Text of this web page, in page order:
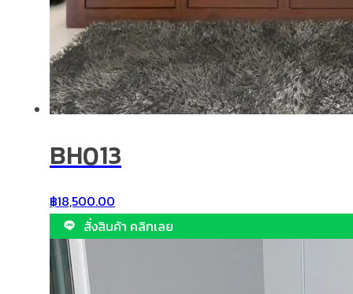
BH013
฿18,500.00
สั่งสินค้า คลิกเลย